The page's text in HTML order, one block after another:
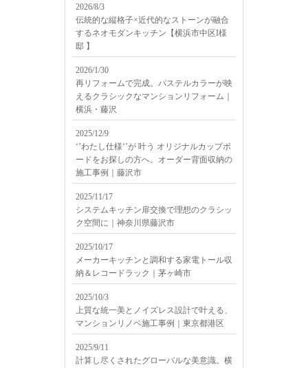
2026/8/3
伝統的な縦格子×近代的なストーンが融合
するネオモダンキッチン【横浜市中区I様
邸 】
2026/1/30
再リフォームで完成。パステルカラーが映
えるクラシックなマンションリフォーム｜
横浜・藤沢
2025/12/9
‘’わたし仕様‘’が 叶う オリジナルカップボ
ードをお探しの方へ。オーダー背面収納の
施工事例｜藤沢市
2025/11/17
システムキッチン扉交換で理想のクラシッ
ク空間に｜神奈川県藤沢市
2025/10/17
メーカーキッチンと調和する家電トール収
納＆レコードラック｜茅ヶ崎市
2025/10/3
上質な統一美とノイズレス設計で叶える、
マンションリノベ施工事例｜東京都港区
2025/9/11
計算し尽くされたグローバルな美意識。横